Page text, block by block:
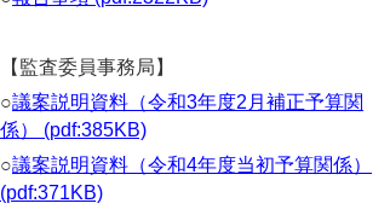
【監査委員事務局】
○議案説明資料（令和3年度2月補正予算関
係） (pdf:385KB)
○議案説明資料（令和4年度当初予算関係）
(pdf:371KB)